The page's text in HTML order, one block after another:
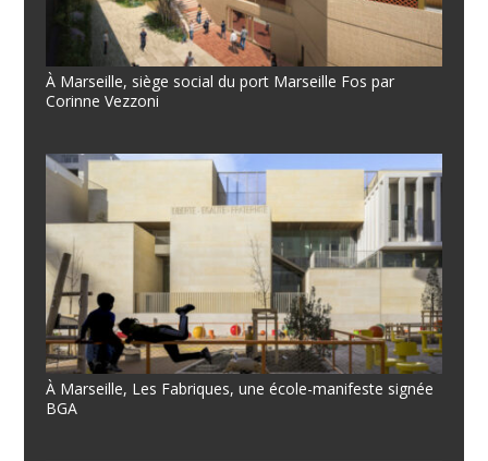
À Marseille, siège social du port Marseille Fos par
Corinne Vezzoni
À Marseille, Les Fabriques, une école-manifeste signée
BGA